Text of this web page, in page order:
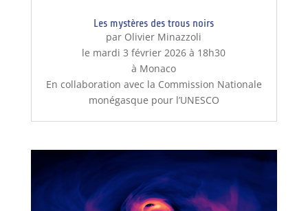
Les mystères des trous noirs
par Olivier Minazzoli
le mardi 3 février 2026 à 18h30
à Monaco
En collaboration avec la Commission Nationale
monégasque pour l’UNESCO